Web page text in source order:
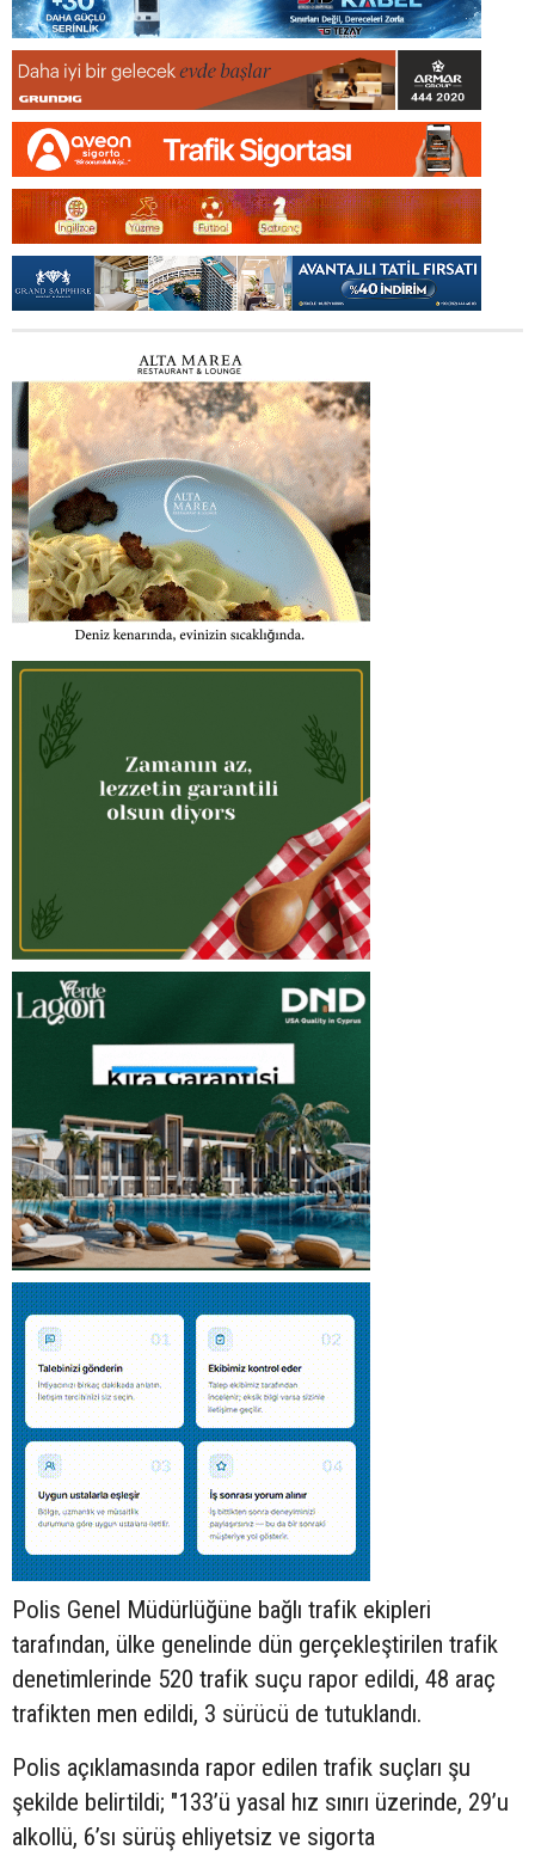
Polis Genel Müdürlüğüne bağlı trafik ekipleri
tarafından, ülke genelinde dün gerçekleştirilen trafik
denetimlerinde 520 trafik suçu rapor edildi, 48 araç
trafikten men edildi, 3 sürücü de tutuklandı.
Polis açıklamasında rapor edilen trafik suçları şu
şekilde belirtildi; "133’ü yasal hız sınırı üzerinde, 29’u
alkollü, 6’sı sürüş ehliyetsiz ve sigorta